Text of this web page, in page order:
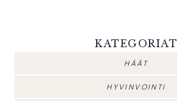
KATEGORIAT
HÄÄT
HYVINVOINTI